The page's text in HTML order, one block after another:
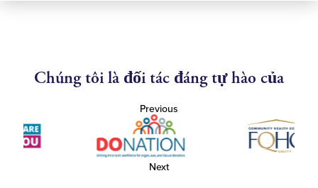
Chúng tôi là đối tác đáng tự hào của
Previous
Next